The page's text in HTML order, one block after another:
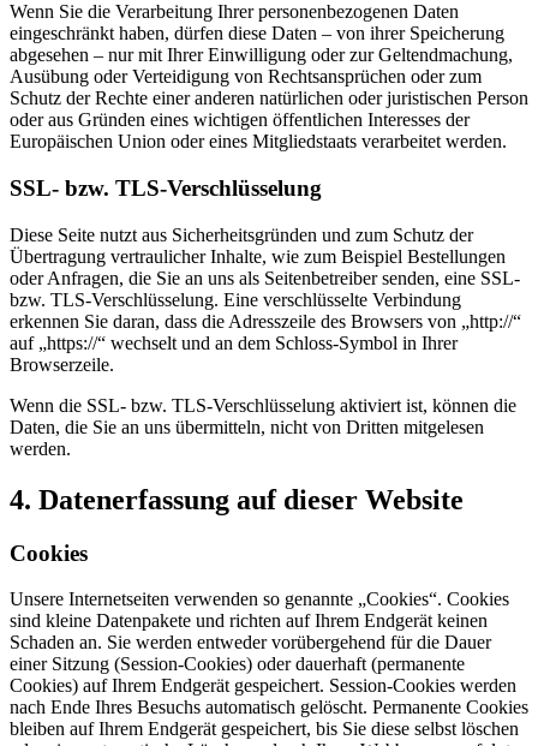
Wenn Sie die Verarbeitung Ihrer personenbezogenen Daten
eingeschränkt haben, dürfen diese Daten – von ihrer Speicherung
abgesehen – nur mit Ihrer Einwilligung oder zur Geltendmachung,
Ausübung oder Verteidigung von Rechtsansprüchen oder zum
Schutz der Rechte einer anderen natürlichen oder juristischen Person
oder aus Gründen eines wichtigen öffentlichen Interesses der
Europäischen Union oder eines Mitgliedstaats verarbeitet werden.
SSL- bzw. TLS-Verschlüsselung
Diese Seite nutzt aus Sicherheitsgründen und zum Schutz der
Übertragung vertraulicher Inhalte, wie zum Beispiel Bestellungen
oder Anfragen, die Sie an uns als Seitenbetreiber senden, eine SSL-
bzw. TLS-Verschlüsselung. Eine verschlüsselte Verbindung
erkennen Sie daran, dass die Adresszeile des Browsers von „http://“
auf „https://“ wechselt und an dem Schloss-Symbol in Ihrer
Browserzeile.
Wenn die SSL- bzw. TLS-Verschlüsselung aktiviert ist, können die
Daten, die Sie an uns übermitteln, nicht von Dritten mitgelesen
werden.
4. Datenerfassung auf dieser Website
Cookies
Unsere Internetseiten verwenden so genannte „Cookies“. Cookies
sind kleine Datenpakete und richten auf Ihrem Endgerät keinen
Schaden an. Sie werden entweder vorübergehend für die Dauer
einer Sitzung (Session-Cookies) oder dauerhaft (permanente
Cookies) auf Ihrem Endgerät gespeichert. Session-Cookies werden
nach Ende Ihres Besuchs automatisch gelöscht. Permanente Cookies
bleiben auf Ihrem Endgerät gespeichert, bis Sie diese selbst löschen